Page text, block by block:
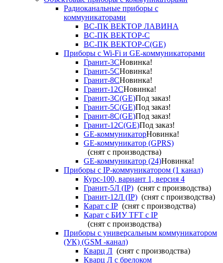
Радиоканальные приборы с
коммуникаторами
ВС-ПК ВЕКТОР ЛАВИНА
ВС-ПК ВЕКТОР-С
ВС-ПК ВЕКТОР-С(GE)
Приборы с Wi-Fi и GE-коммуникаторами
Гранит-3СНовинка!
Гранит-5СНовинка!
Гранит-8СНовинка!
Гранит-12СНовинка!
Гранит-3С(GE)Под заказ!
Гранит-5С(GE)Под заказ!
Гранит-8С(GE)Под заказ!
Гранит-12С(GE)Под заказ!
GE-коммуникаторНовинка!
GE-коммуникатор (GPRS)
(снят с производства)
GE-коммуникатор (24)Новинка!
Приборы с IP-коммуникатором (1 канал)
Курс-100, вариант 1, версия 4
Гранит-5Л (IP) (снят с производства)
Гранит-12Л (IP) (снят с производства)
Карат с IP (снят с производства)
Карат с БИУ TFT с IP
(снят с производства)
Приборы с универсальным коммуникатором
(УК) (GSM -канал)
Кварц Л (снят с производства)
Кварц Л с брелоком